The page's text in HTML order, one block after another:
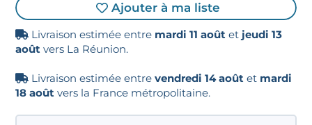
Ajouter à ma liste
Livraison estimée entre mardi 11 août et jeudi 13
août vers La Réunion.
Livraison estimée entrevendredi 14 août et mardi
18 août vers la France métropolitaine.